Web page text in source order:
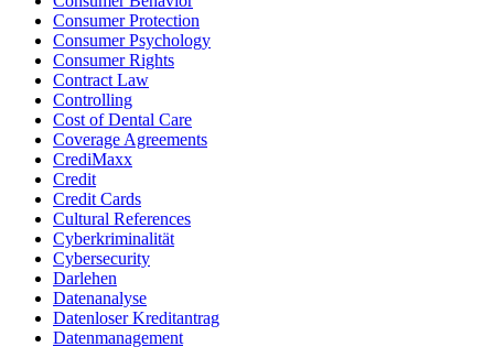
Consumer Protection
Consumer Psychology
Consumer Rights
Contract Law
Controlling
Cost of Dental Care
Coverage Agreements
CrediMaxx
Credit
Credit Cards
Cultural References
Cyberkriminalität
Cybersecurity
Darlehen
Datenanalyse
Datenloser Kreditantrag
Datenmanagement